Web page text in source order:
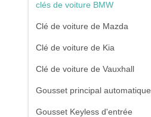
clés de voiture BMW
Clé de voiture de Mazda
Clé de voiture de Kia
Clé de voiture de Vauxhall
Gousset principal automatique
Gousset Keyless d'entrée